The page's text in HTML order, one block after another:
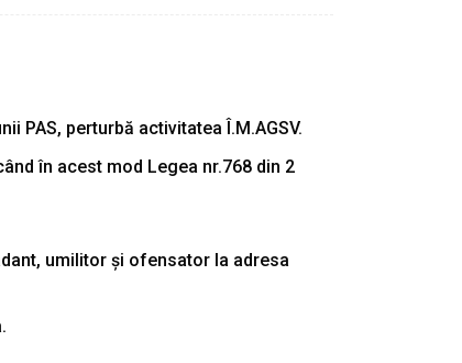
PAS, perturbă activitatea Î.M.AGSV.
în acest mod Legea nr.768 din 2
umilitor și ofensator la adresa